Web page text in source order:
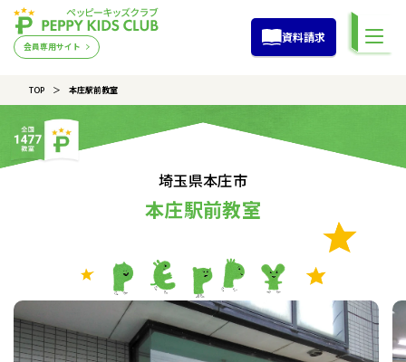
会員専用サイト
資料請求
TOP 本庄駅前教室
埼玉県本庄市
本庄駅前教室